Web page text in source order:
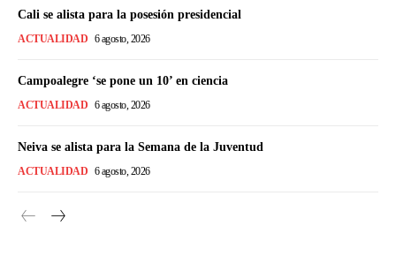
Cali se alista para la posesión presidencial
ACTUALIDAD 6 agosto, 2026
Campoalegre ‘se pone un 10’ en ciencia
ACTUALIDAD 6 agosto, 2026
Neiva se alista para la Semana de la Juventud
ACTUALIDAD 6 agosto, 2026